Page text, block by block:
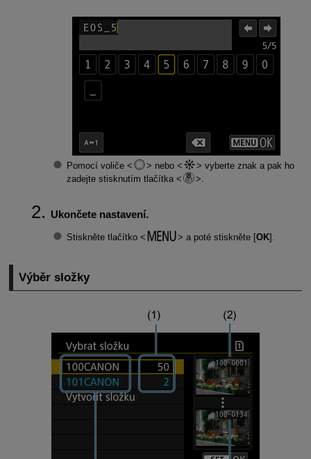
Pomocí voliče nebo
vyberte znak a pak ho
zadejte stisknutím tlačítka
.
Ukončete nastavení.
Stiskněte tlačítko a poté stiskněte [OK].
Výběr složky